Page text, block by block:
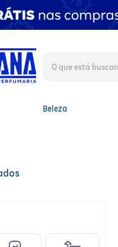
Beleza
TERMOS MAIS BUSCADOS
1º
fralda
fralda xg
º